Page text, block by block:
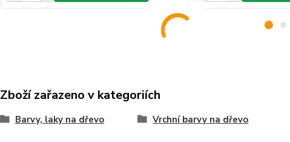
Zboží zařazeno v kategoriích
Barvy, laky na dřevo Vrchní barvy na dřevo